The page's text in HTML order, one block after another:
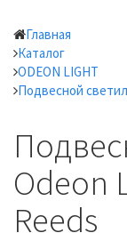
Главная
Каталог
ODEON LIGHT
Подвесной
Odeon
Reeds